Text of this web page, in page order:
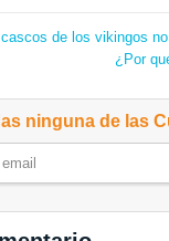
de los vikingos
¿Por
ninguna de las